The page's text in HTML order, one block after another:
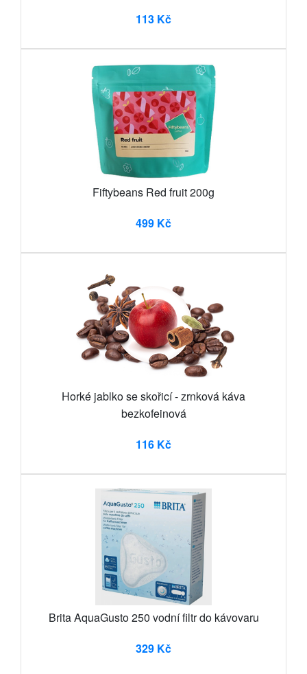
113 Kč
Fiftybeans Red fruit 200g
499 Kč
Horké jablko se skořicí - zrnková káva
bezkofeinová
116 Kč
Brita AquaGusto 250 vodní filtr do kávovaru
329 Kč